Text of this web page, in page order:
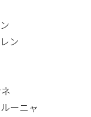
ン
ーニャ